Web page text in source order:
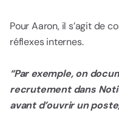
Pour Aaron, il s’agit de
réflexes internes.
“Par exemple, on
recrutement dans
avant d’ouvrir un